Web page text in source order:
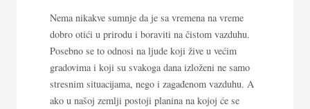
Nema nikakve sumnje da je sa vremena na vreme
dobro otići u prirodu i boraviti na čistom vazduhu.
Posebno se to odnosi na ljude koji žive u većim
gradovima i koji su svakoga dana izloženi ne samo
stresnim situacijama, nego i zagađenom vazduhu. A
ako u našoj zemlji postoji planina na kojoj će se